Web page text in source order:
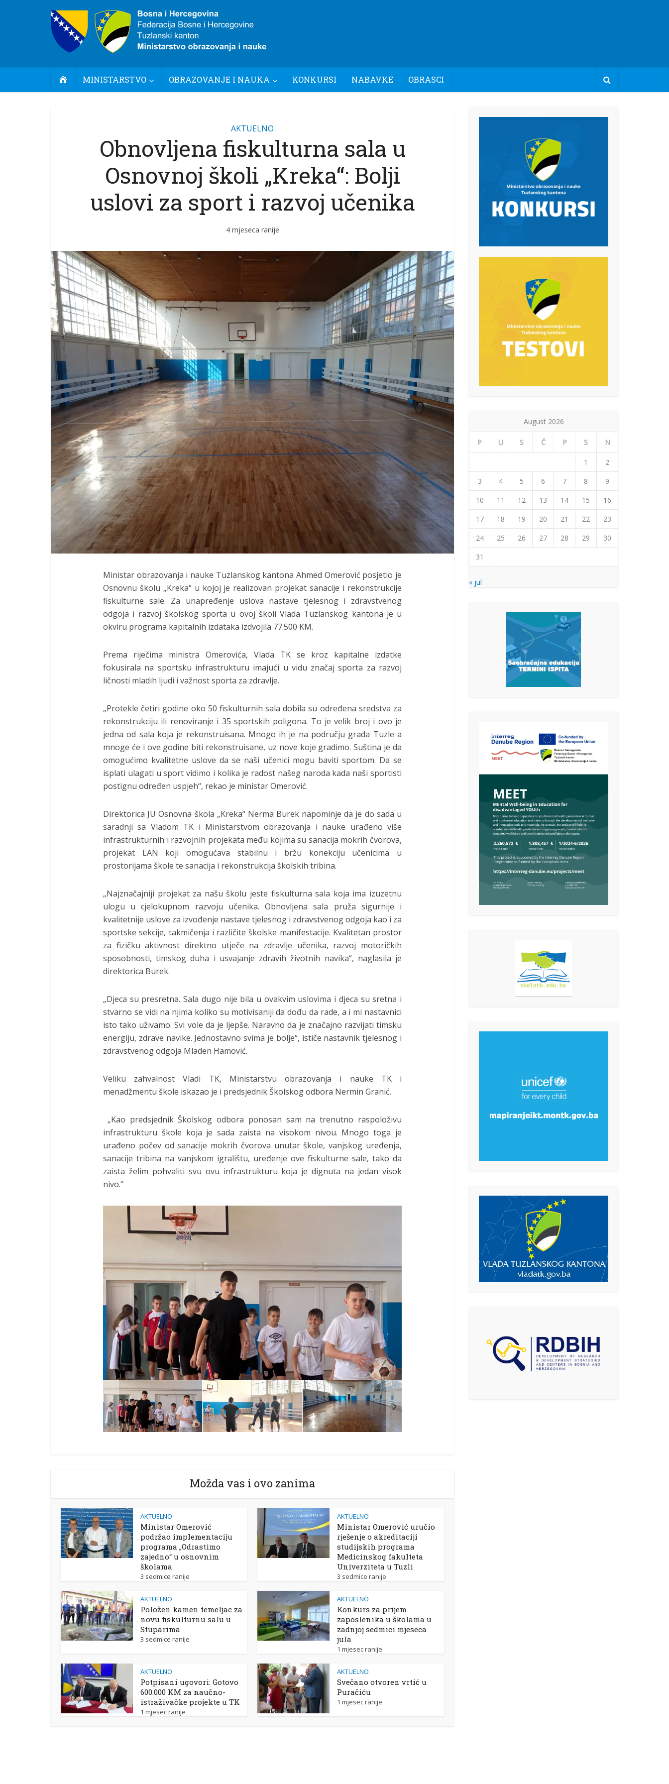
POČETNA
MINISTARSTVO OBRAZOVANJE I NAUKA KONKURSI NABAVKE OBRASCI
AKTUELNO
Obnovljena fiskulturna sala u
Osnovnoj školi „Kreka“: Bolji
uslovi za sport i razvoj učenika
4 mjeseca ranije
Ministar obrazovanja i nauke Tuzlanskog kantona Ahmed Omerović posjetio je
Osnovnu školu „Kreka“ u kojoj je realizovan projekat sanacije i rekonstrukcije
fiskulturne sale. Za unapređenje uslova nastave tjelesnog i zdravstvenog
odgoja i razvoj školskog sporta u ovoj školi Vlada Tuzlanskog kantona je u
okviru programa kapitalnih izdataka izdvojila 77.500 KM.
Prema riječima ministra Omerovića, Vlada TK se kroz kapitalne izdatke
fokusirala na sportsku infrastrukturu imajući u vidu značaj sporta za razvoj
ličnosti mladih ljudi i važnost sporta za zdravlje.
„Protekle četiri godine oko 50 fiskulturnih sala dobila su određena sredstva za
rekonstrukciju ili renoviranje i 35 sportskih poligona. To je velik broj i ovo je
jedna od sala koja je rekonstruisana. Mnogo ih je na području grada Tuzle a
mnoge će i ove godine biti rekonstruisane, uz nove koje gradimo. Suština je da
omogućimo kvalitetne uslove da se naši učenici mogu baviti sportom. Da se
isplati ulagati u sport vidimo i kolika je radost našeg naroda kada naši sportisti
postignu određen uspjeh“, rekao je ministar Omerović.
Direktorica JU Osnovna škola „Kreka“ Nerma Burek napominje da je do sada u
saradnji sa Vladom TK i Ministarstvom obrazovanja i nauke urađeno više
infrastrukturnih i razvojnih projekata među kojima su sanacija mokrih čvorova,
projekat LAN koji omogućava stabilnu i bržu konekciju učenicima u
prostorijama škole te sanacija i rekonstrukcija školskih tribina.
„Najznačajniji projekat za našu školu jeste fiskulturna sala koja ima izuzetnu
ulogu u cjelokupnom razvoju učenika. Obnovljena sala pruža sigurnije i
kvalitetnije uslove za izvođenje nastave tjelesnog i zdravstvenog odgoja kao i za
sportske sekcije, takmičenja i različite školske manifestacije. Kvalitetan prostor
za fizičku aktivnost direktno utječe na zdravlje učenika, razvoj motoričkih
sposobnosti, timskog duha i usvajanje zdravih životnih navika“, naglasila je
direktorica Burek.
„Djeca su presretna. Sala dugo nije bila u ovakvim uslovima i djeca su sretna i
stvarno se vidi na njima koliko su motivisaniji da dođu da rade, a i mi nastavnici
isto tako uživamo. Svi vole da je ljepše. Naravno da je značajno razvijati timsku
energiju, zdrave navike. Jednostavno svima je bolje“, ističe nastavnik tjelesnog i
zdravstvenog odgoja Mladen Hamović.
Veliku zahvalnost Vladi TK, Ministarstvu obrazovanja i nauke TK i
menadžmentu škole iskazao je i predsjednik Školskog odbora Nermin Granić.
„Kao predsjednik Školskog odbora ponosan sam na trenutno raspoloživu
infrastrukturu škole koja je sada zaista na visokom nivou. Mnogo toga je
urađeno počev od sanacije mokrih čvorova unutar škole, vanjskog uređenja,
sanacije tribina na vanjskom igralištu, uređenje ove fiskulturne sale, tako da
zaista želim pohvaliti svu ovu infrastrukturu koja je dignuta na jedan visok
nivo.“
Možda vas i ovo zanima
AKTUELNO
Ministar Omerović
podržao implementaciju
programa „Odrastimo
zajedno“ u osnovnim
školama
3 sedmice ranije
AKTUELNO
Ministar Omerović uručio
rješenje o akreditaciji
studijskih programa
Medicinskog fakulteta
Univerziteta u Tuzli
3 sedmice ranije
AKTUELNO
Položen kamen temeljac za
novu fiskulturnu salu u
Stuparima
3 sedmice ranije
AKTUELNO
Konkurs za prijem
zaposlenika u školama u
zadnjoj sedmici mjeseca
jula
1 mjesec ranije
AKTUELNO
Potpisani ugovori: Gotovo
600.000 KM za naučno-
istraživačke projekte u TK
1 mjesec ranije
AKTUELNO
Svečano otvoren vrtić u
Puračiću
1 mjesec ranije
August 2026
P U S Č P S N
1
2
3
4 5 6 7 8
9
10
11 12 13 14 15
16
17
18 19 20 21 22
23
24
25 26 27 28 29
30
31
« jul